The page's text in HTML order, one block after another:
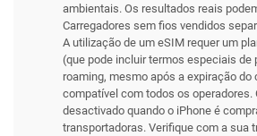
ambientais. Os resultados reais
Carregadores sem fios vendidos
A utilização de um eSIM requer um
(que pode incluir termos especiais de
roaming, mesmo após a expiração do
compatível com todos os operadores.
desactivado quando o iPhone é
transportadoras. Verifique com a sua